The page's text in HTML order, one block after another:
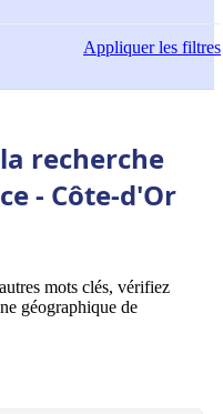
Appliquerles filtres
recherche
- Côte-d'Or
mots clés, vérifiez
géographique de